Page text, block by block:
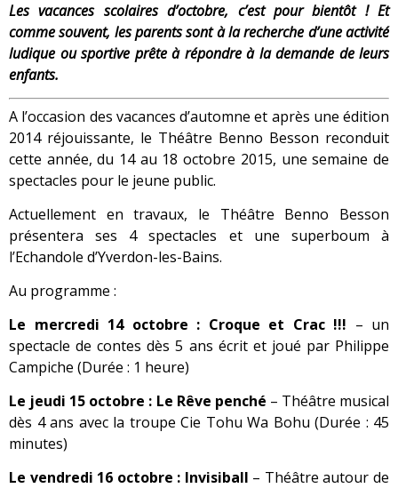
Les vacances scolaires d’octobre, c’est pour bientôt ! Et
comme souvent, les parents sont à la recherche d’une activité
ludique ou sportive prête à répondre à la demande de leurs
enfants.
A l’occasion des vacances d’automne et après une édition
2014 réjouissante, le Théâtre Benno Besson reconduit
cette année, du 14 au 18 octobre 2015, une semaine de
spectacles pour le jeune public.
Actuellement en travaux, le Théâtre Benno Besson
présentera ses 4 spectacles et une superboum à
l’Echandole d’Yverdon-les-Bains.
Au programme :
Le mercredi 14 octobre : Croque et Crac !!! – un
spectacle de contes dès 5 ans écrit et joué par Philippe
Campiche (Durée : 1 heure)
Le jeudi 15 octobre : Le Rêve penché – Théâtre musical
dès 4 ans avec la troupe Cie Tohu Wa Bohu (Durée : 45
minutes)
Le vendredi 16 octobre : Invisiball – Théâtre autour de